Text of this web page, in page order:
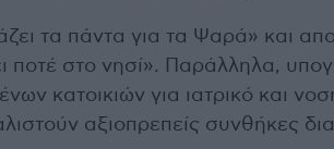
τα πάντα για τα Ψαρά» και
ποτέ στο νησί». Παράλληλα,
κατοικιών για ιατρικό και
αξιοπρεπείς συνθήκες